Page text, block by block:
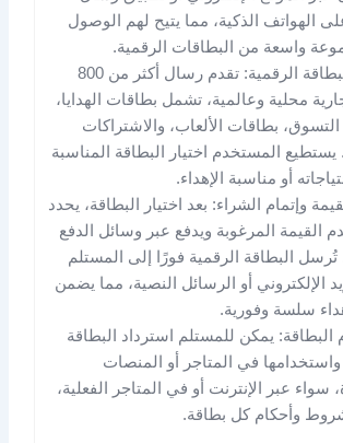
الهواتف الذكية، مما يتيح لهم الوصول
واسعة من البطاقات الرقمية.
اختيار البطاقة الرقمية: تقدم رسال أكثر من 800
محلية وعالمية، تشمل بطاقات الهدايا،
بطاقات الألعاب، والاشتراكات
يستطيع المستخدم اختيار البطاقة المناسبة
أو مناسبة الإهداء.
وإتمام الشراء: بعد اختيار البطاقة، يحدد
القيمة المرغوبة ويدفع عبر وسائل الدفع
تُرسل البطاقة الرقمية فورًا إلى المستلم
الإلكتروني أو الرسائل النصية، مما يضمن
سلسة وفورية.
البطاقة: يمكن للمستلم استرداد البطاقة
واستخدامها في المتاجر أو المنصات
سواء عبر الإنترنت أو في المتاجر الفعلية،
وأحكام كل بطاقة.